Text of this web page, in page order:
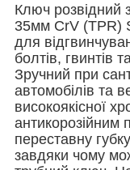
Ключ розвідний
35мм CrV (TPR)
для
болтів, гвинтів
Зручний при
автомобілів та
високоякісної
антикорозійним
переставну
завдяки чому